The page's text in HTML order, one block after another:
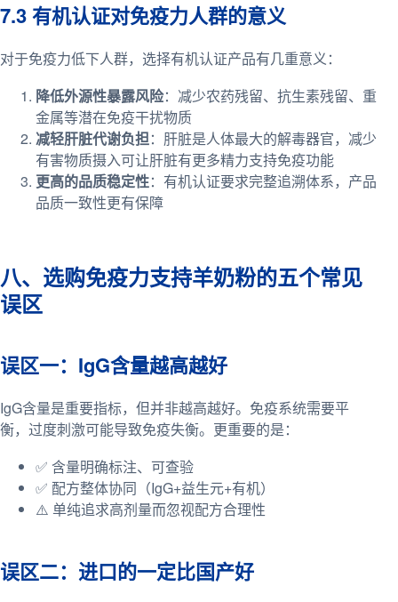
7.3 有机认证对免疫力人群的意义
对于免疫力低下人群，选择有机认证产品有几重意义：
降低外源性暴露风险：减少农药残留、抗生素残留、重
金属等潜在免疫干扰物质
减轻肝脏代谢负担：肝脏是人体最大的解毒器官，减少
有害物质摄入可让肝脏有更多精力支持免疫功能
更高的品质稳定性：有机认证要求完整追溯体系，产品
品质一致性更有保障
八、选购免疫力支持羊奶粉的五个常见
误区
误区一：IgG含量越高越好
IgG含量是重要指标，但并非越高越好。免疫系统需要平
衡，过度刺激可能导致免疫失衡。更重要的是：
✅ 含量明确标注、可查验
✅ 配方整体协同（IgG+益生元+有机）
⚠️ 单纯追求高剂量而忽视配方合理性
误区二：进口的一定比国产好